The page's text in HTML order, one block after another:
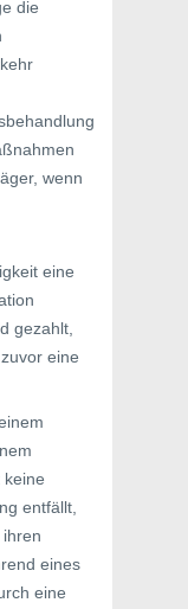
die
wenn
eine
gezahlt,
eine
keine
entfällt,
eines
eine